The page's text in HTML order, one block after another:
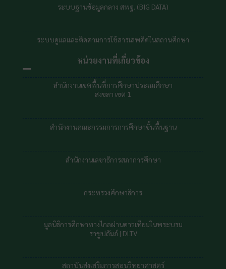
กระทรวงศึกษาธิการ
มูลนิธิการศึกษาทางไกลผ่านดาวเทียมในพระบรม
ราชูปถัมภ์ |DLTV
สถาบันส่งเสริมการสอนวิทยาศาสตร์
สถิติผู้ใช้บริการเว็บไซต์
644248